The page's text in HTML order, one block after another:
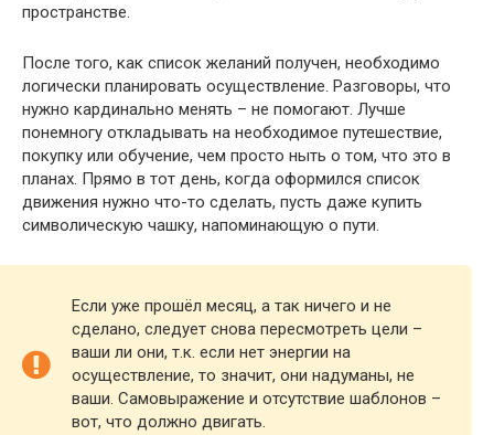
пространстве.
После того, как список желаний получен, необходимо
логически планировать осуществление. Разговоры, что
нужно кардинально менять – не помогают. Лучше
понемногу откладывать на необходимое путешествие,
покупку или обучение, чем просто ныть о том, что это в
планах. Прямо в тот день, когда оформился список
движения нужно что-то сделать, пусть даже купить
символическую чашку, напоминающую о пути.
Если уже прошёл месяц, а так ничего и не
сделано, следует снова пересмотреть цели –
ваши ли они, т.к. если нет энергии на
осуществление, то значит, они надуманы, не
ваши. Самовыражение и отсутствие шаблонов –
вот, что должно двигать.